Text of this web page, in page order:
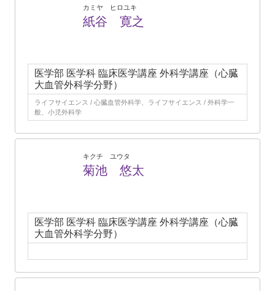
カミヤ ヒロユキ
紙谷 寛之
医学部 医学科 臨床医学講座 外科学講座（心臓
大血管外科学分野）
ライフサイエンス / 心臓血管外科学、ライフサイエンス / 外科学一
般、小児外科学
キクチ ユウタ
菊池 悠太
医学部 医学科 臨床医学講座 外科学講座（心臓
大血管外科学分野）